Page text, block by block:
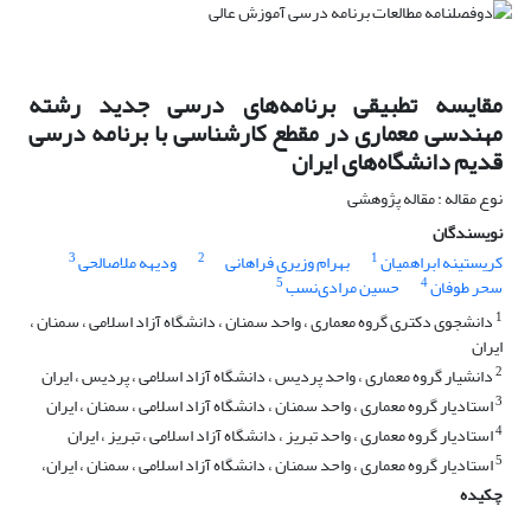
مقایسه تطبیقی برنامه‌های درسی جدید رشته
مهندسی معماری در مقطع کارشناسی با برنامه درسی
قدیم دانشگاه‌های ایران
نوع مقاله : مقاله پژوهشی
نویسندگان
کریستینه ابراهمیان1 بهرام وزیری فراهانی 2 ودیهه ملاصالحی3
سحر طوفان4 حسین مرادی‌نسب5
1 دانشجوی دکتری گروه معماری ، واحد سمنان ، دانشگاه آزاد اسلامی ، سمنان ،
ایران
2دانشیار گروه معماری ، واحد پردیس ، دانشگاه آزاد اسلامی ، پردیس ، ایران
3استادیار گروه معماری ، واحد سمنان ، دانشگاه آزاد اسلامی ، سمنان ، ایران
4استادیار گروه معماری ، واحد تبریز ، دانشگاه آزاد اسلامی ، تبریز ، ایران
5استادیار گروه معماری ، واحد سمنان ، دانشگاه آزاد اسلامی ، سمنان ، ایران،
چکیده